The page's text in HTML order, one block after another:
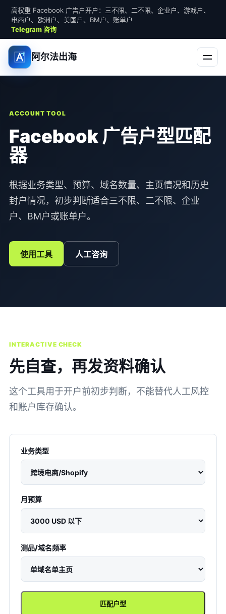
高权重 Facebook 广告户开户：三不限、二不限、企业户、游戏户、
电商户、欧洲户、美国户、BM户、账单户
Telegram 咨询
阿尔法出海
ACCOUNT TOOL
Facebook 广告户型匹配
器
根据业务类型、预算、域名数量、主页情况和历史
封户情况，初步判断适合三不限、二不限、企业
户、BM户或账单户。
使用工具 人工咨询
INTERACTIVE CHECK
先自查，再发资料确认
这个工具用于开户前初步判断，不能替代人工风控
和账户库存确认。
业务类型
月预算
测品/域名频率
匹配户型